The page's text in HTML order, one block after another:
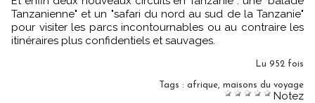
Tanzanienne" et un "safari du nord au sud de la Tanzanie"
pour visiter les parcs incontournables ou au contraire les
itinéraires plus confidentiels et sauvages.
Lu 952 fois
Tags : afrique, maisons du voyage
Notez